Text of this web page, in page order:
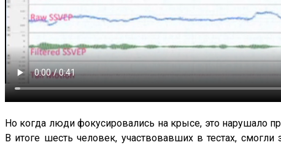
Но когда люди фокусировались на крысе, это нарушало
В итоге шесть человек, участвовавших в тестах,